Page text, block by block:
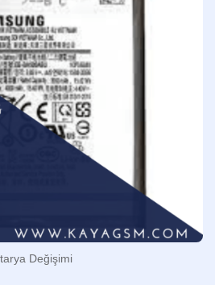
Değişimi